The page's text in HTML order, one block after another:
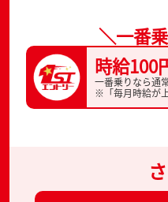
＼一番
時給100
一番乗りなら通
※「毎月時給が